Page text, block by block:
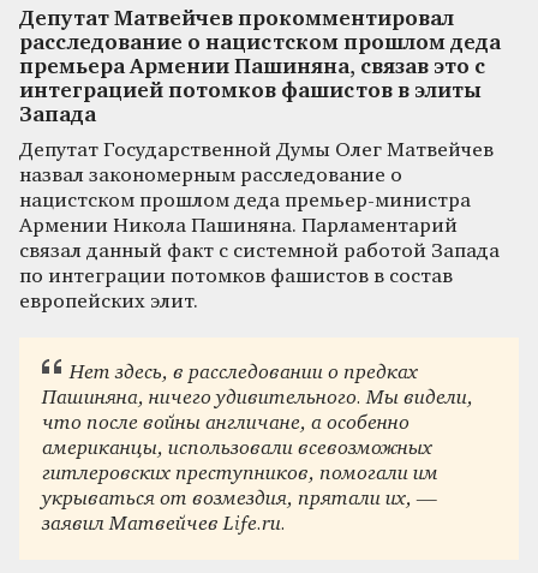
Депутат Матвейчев прокомментировал
расследование о нацистском прошлом деда
премьера Армении Пашиняна, связав это с
интеграцией потомков фашистов в элиты
Запада
Депутат Государственной Думы Олег Матвейчев
назвал закономерным расследование о
нацистском прошлом деда премьер-министра
Армении Никола Пашиняна. Парламентарий
связал данный факт с системной работой Запада
по интеграции потомков фашистов в состав
европейских элит.
Нет здесь, в расследовании о предках
Пашиняна, ничего удивительного. Мы видели,
что после войны англичане, а особенно
американцы, использовали всевозможных
гитлеровских преступников, помогали им
укрываться от возмездия, прятали их, —
заявил Матвейчев Life.ru.